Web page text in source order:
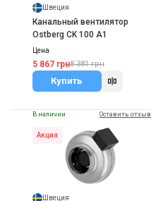
Швеция
Канальный вентилятор
Ostberg CK 100 A1
Цена
5 867 грн8 381 грн
Купить
В наличии Оставить отзыв
Акция
Швеция